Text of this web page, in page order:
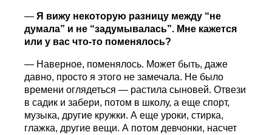
—Я вижу некоторую разницу между “не
думала” и не “задумывалась”. Мне кажется
или у вас что-то поменялось?
— Наверное, поменялось. Может быть, даже
давно, просто я этого не замечала. Не было
времени оглядеться — растила сыновей. Отвези
в садик и забери, потом в школу, а еще спорт,
музыка, другие кружки. А еще уроки, стирка,
глажка, другие вещи. А потом девчонки, насчет